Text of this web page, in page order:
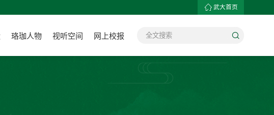
武大首页
珞珈人物 视听空间 网上校报